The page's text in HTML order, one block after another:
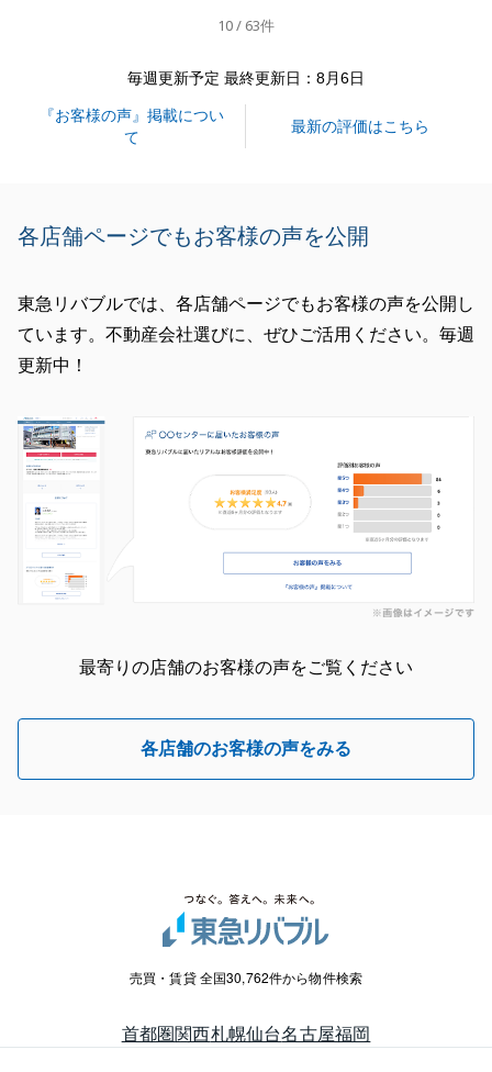
引き続き、M様ご家族のサポートをさせていただきま
とでも構いませんので、いつでもお申し付けくださ
い。
今後とも宜しくお願いいたします。
閉じる
10 / 63件
毎週更新予定 最終更新日：8月6日
『お客様の声』掲載につい
て
最新の評価はこちら
各店舗ページでもお客様の声を公開
東急リバブルでは、各店舗ページでもお客様の声を公開し
ています。不動産会社選びに、ぜひご活用ください。毎週
更新中！
最寄りの店舗のお客様の声をご覧ください
各店舗のお客様の声をみる
売買・賃貸 全国30,762件から物件検索
首都圏関西札幌仙台名古屋福岡